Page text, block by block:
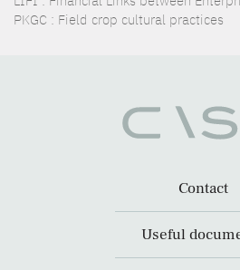
PKGC : Field crop cultural practices
Contact
Useful